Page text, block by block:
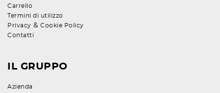
Carrello
Termini di utilizzo
Privacy & Cookie Policy
Contatti
IL GRUPPO
Azienda